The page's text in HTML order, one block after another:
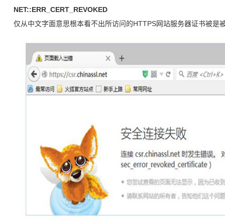
NET::ERR_CERT_REVOKED
仅从中文字面意思根本看不出所访问的HTTPS网站服务器证书被是